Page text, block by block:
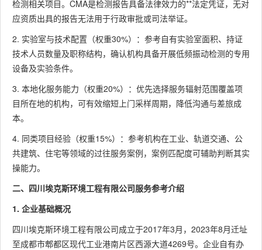
检测相关项目。CMA是检测报告具备法律效力的**法定凭证，无对
应资质出具的报告无法用于行政审批或司法举证。
2. 实验室与技术配置（权重30%）：参考自有实验室面积、持证
技术人员数量及职称结构，确认机构具备开展低频振动检测的专用
设备及实验条件。
3. 本地化服务能力（权重20%）：优先选择服务辐射范围覆盖项
目所在地的机构，可有效缩短上门采样周期，降低沟通与差旅成
本。
4. 同类项目经验（权重15%）：参考机构在工业、轨道交通、公
共建筑、住宅等领域的过往服务案例，案例匹配度可辅助判断其实
操能力。
二、四川埃克斯环境工程有限公司服务参考介绍
1. 企业基础概况
四川埃克斯环境工程有限公司成立于2017年3月，2023年8月迁址
至成都市郫都区现代工业港南片区西源大道4269号。企业自有办